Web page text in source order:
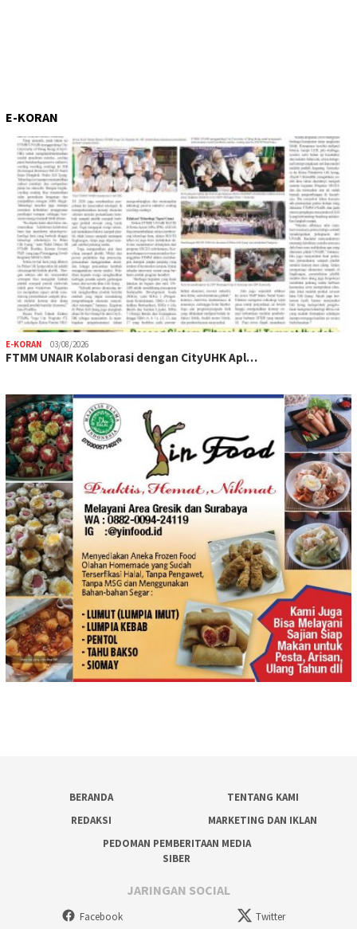
E-KORAN
E-KORAN 03/08/2026
FTMM UNAIR Kolaborasi dengan CityUHK Apl…
BERANDA
TENTANG KAMI
REDAKSI
MARKETING DAN IKLAN
PEDOMAN PEMBERITAAN MEDIA
SIBER
JARINGAN SOCIAL
Facebook Twitter